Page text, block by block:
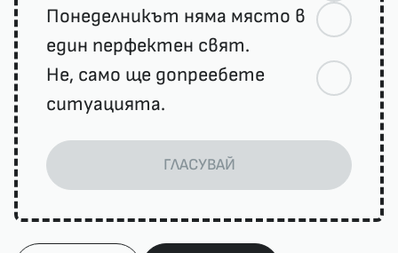
Понеделникът няма място в
един перфектен свят.
Не, само ще допреебете
ситуацията.
ГЛАСУВАЙ